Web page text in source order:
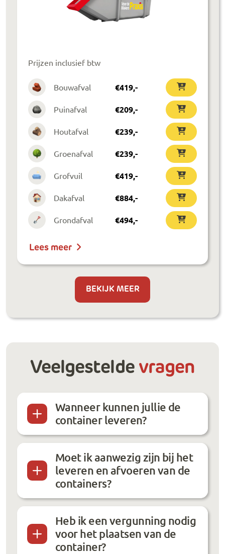
Prijzen inclusief btw
Bouwafval €419,-
Puinafval €209,-
Houtafval €239,-
Groenafval €239,-
Grofvuil €419,-
Dakafval €884,-
Grondafval €494,-
Lees meer
BEKIJK MEER
Veelgestelde vragen
Wanneer kunnen jullie de
container leveren?
Moet ik aanwezig zijn bij het
leveren en afvoeren van de
containers?
Heb ik een vergunning nodig
voor het plaatsen van de
container?